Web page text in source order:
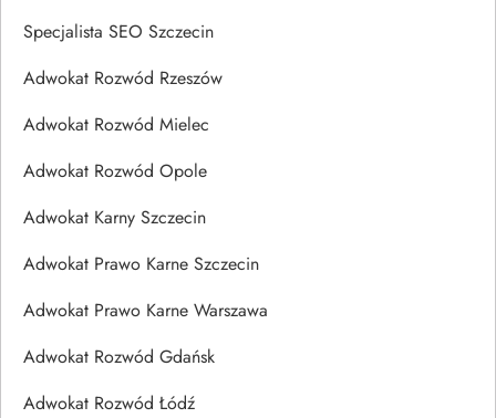
Specjalista SEO Szczecin
Adwokat Rozwód Rzeszów
Adwokat Rozwód Mielec
Adwokat Rozwód Opole
Adwokat Karny Szczecin
Adwokat Prawo Karne Szczecin
Adwokat Prawo Karne Warszawa
Adwokat Rozwód Gdańsk
Adwokat Rozwód Łódź